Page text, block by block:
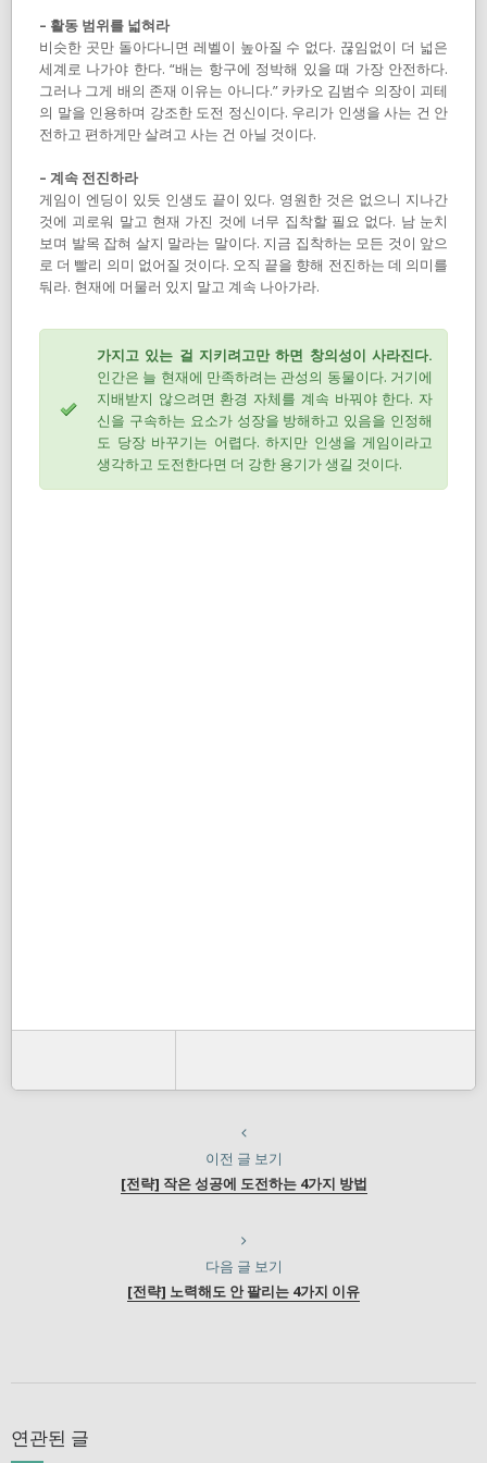
– 활동 범위를 넓혀라
비슷한 곳만 돌아다니면 레벨이 높아질 수 없다. 끊임없이 더 넓은
세계로 나가야 한다. “배는 항구에 정박해 있을 때 가장 안전하다.
그러나 그게 배의 존재 이유는 아니다.” 카카오 김범수 의장이 괴테
의 말을 인용하며 강조한 도전 정신이다. 우리가 인생을 사는 건 안
전하고 편하게만 살려고 사는 건 아닐 것이다.
– 계속 전진하라
게임이 엔딩이 있듯 인생도 끝이 있다. 영원한 것은 없으니 지나간
것에 괴로워 말고 현재 가진 것에 너무 집착할 필요 없다. 남 눈치
보며 발목 잡혀 살지 말라는 말이다. 지금 집착하는 모든 것이 앞으
로 더 빨리 의미 없어질 것이다. 오직 끝을 향해 전진하는 데 의미를
둬라. 현재에 머물러 있지 말고 계속 나아가라.
가지고 있는 걸 지키려고만 하면 창의성이 사라진다.
인간은 늘 현재에 만족하려는 관성의 동물이다. 거기에
지배받지 않으려면 환경 자체를 계속 바꿔야 한다. 자
신을 구속하는 요소가 성장을 방해하고 있음을 인정해
도 당장 바꾸기는 어렵다. 하지만 인생을 게임이라고
생각하고 도전한다면 더 강한 용기가 생길 것이다.
이전 글 보기
[전략] 작은 성공에 도전하는 4가지 방법
다음 글 보기
[전략] 노력해도 안 팔리는 4가지 이유
연관된 글